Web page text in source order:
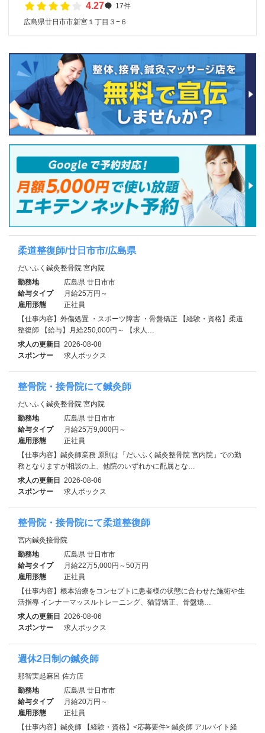
4.27
17件
広島県廿日市市新宮１丁目３−６
柔道整復師/廿日市市/広島県
だいふく鍼灸整骨院 宮内院
勤務地
広島県 廿日市市
給与タイプ
月給25万円～
雇用形態
正社員
【仕事内容】外傷処置 ・スポーツ障害 ・骨盤矯正 【経験・資格】柔道
整復師 【給与】月給250,000円～ 【求人…
求人の更新日 2026-08-08
スポンサー
求人ボックス
整骨院・接骨院にて鍼灸師
だいふく鍼灸整骨院 宮内院
勤務地
広島県 廿日市市
給与タイプ
月給25万9,000円～
雇用形態
正社員
【仕事内容】鍼灸師業務 原則は「だいふく鍼灸整骨院 宮内院」での勤
務となりますが相談の上、他院のいずれかに配属とな…
求人の更新日 2026-08-06
スポンサー
求人ボックス
整骨院・接骨院にて柔道整復師
宮内鍼灸接骨院
勤務地
広島県 廿日市市
給与タイプ
月給22万5,000円～50万円
雇用形態
正社員
【仕事内容】根本治療をコンセプトに患者様の状態に合わせた施術や生
活指導 インナーマッスルトレーニング、猫背矯正、骨盤矯…
求人の更新日 2026-08-06
スポンサー
求人ボックス
週休2日制の鍼灸師
那智実起麻呂 佐方店
勤務地
広島県 廿日市市
給与タイプ
月給20万円～
雇用形態
正社員
【仕事内容】鍼灸師 【経験・資格】<応募要件> 鍼灸師 アルバイト経